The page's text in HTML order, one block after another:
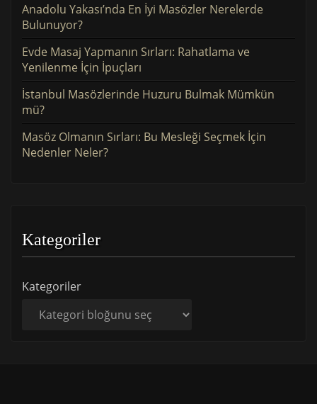
Anadolu Yakası’nda En İyi Masözler Nerelerde
Bulunuyor?
Evde Masaj Yapmanın Sırları: Rahatlama ve
Yenilenme İçin İpuçları
İstanbul Masözlerinde Huzuru Bulmak Mümkün
mü?
Masöz Olmanın Sırları: Bu Mesleği Seçmek İçin
Nedenler Neler?
Kategoriler
Kategoriler